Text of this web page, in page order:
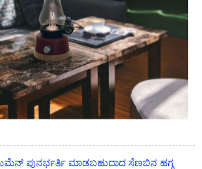
ಪುನರ್ಭರ್ತಿ ಮಾಡಬಹುದಾದ ಸೆಣಬಿನ ಹಗ್ಗ